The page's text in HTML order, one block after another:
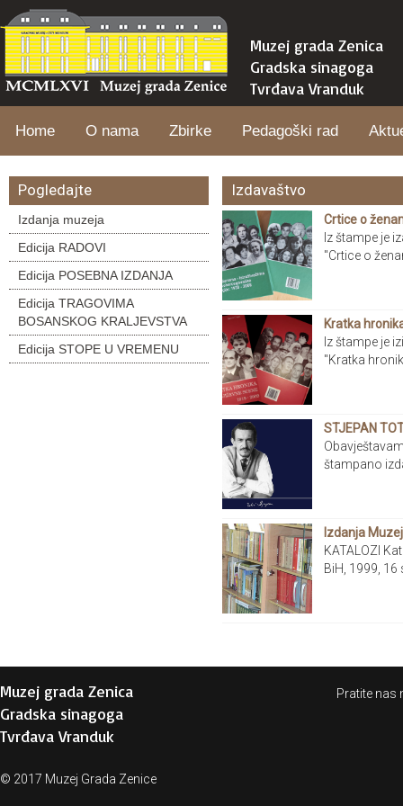
Muzej grada Zenica
Gradska sinagoga
Tvrđava Vranduk
Home O nama Zbirke Pedagoški rad
Pogledajte
Izdanja muzeja
Edicija RADOVI
Edicija POSEBNA IZDANJA
Edicija TRAGOVIMA
BOSANSKOG KRALJEVSTVA
Edicija STOPE U VREMENU
Izdavaštvo
Crtice o
Iz štampe je
"Crtice o
Kratka
Iz štampe je
"Kratka
STJEPAN
štampano
Izdanja
KATALOZI
BiH, 1999, 16
Muzej grada Zenica
Gradska sinagoga
Tvrđava Vranduk
© 2017 Muzej Grada Zenice
Pratite nas